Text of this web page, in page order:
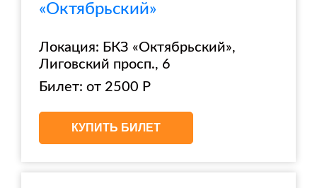
«Октябрьский»
Локация: БКЗ «Октябрьский»,
Лиговский просп., 6
Билет: от 2500 Р
КУПИТЬ БИЛЕТ